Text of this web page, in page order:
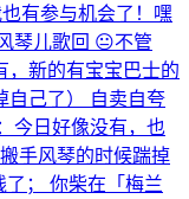
有参与机会了！嘿
琴儿歌回 😐不管
，新的有宝宝巴士的
自己了） 自卖自夸
今日好像没有，也
手风琴的时候踹掉
； 你柴在「梅兰